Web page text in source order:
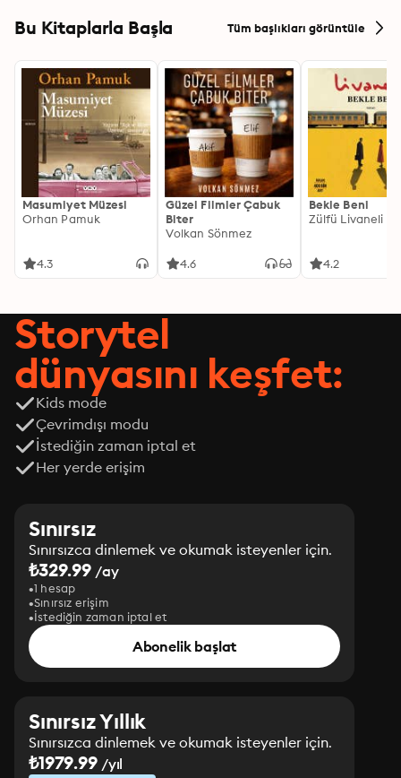
Bu Kitaplarla Başla Tüm başlıkları görüntüle
Masumiyet Müzesi
Orhan Pamuk
4.3
Güzel Filmler Çabuk
Biter
Volkan Sönmez
4.6
Bekle Beni
Zülfü Livaneli
4.2
Storytel
dünyasını keşfet:
Kids mode
Çevrimdışı modu
İstediğin zaman iptal et
Her yerde erişim
Sınırsız
Sınırsızca dinlemek ve okumak isteyenler için.
₺329.99 /ay
1 hesap
Sınırsız erişim
İstediğin zaman iptal et
Abonelik başlat
Sınırsız Yıllık
Sınırsızca dinlemek ve okumak isteyenler için.
₺1979.99/yıl